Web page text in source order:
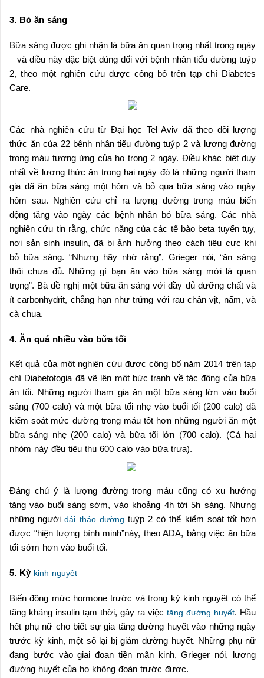
3. Bỏ ăn sáng
Bữa sáng được ghi nhận là bữa ăn quan trọng nhất trong ngày
– và điều này đặc biệt đúng đối với bệnh nhân tiểu đường tuýp
2, theo một nghiên cứu được công bố trên tạp chí Diabetes
Care.
Các nhà nghiên cứu từ Đại học Tel Aviv đã theo dõi lượng
thức ăn của 22 bệnh nhân tiểu đường tuýp 2 và lượng đường
trong máu tương ứng của họ trong 2 ngày. Điều khác biệt duy
nhất về lượng thức ăn trong hai ngày đó là những người tham
gia đã ăn bữa sáng một hôm và bỏ qua bữa sáng vào ngày
hôm sau. Nghiên cứu chỉ ra lượng đường trong máu biến
động tăng vào ngày các bệnh nhân bỏ bữa sáng. Các nhà
nghiên cứu tin rằng, chức năng của các tế bào beta tuyến tụy,
nơi sản sinh insulin, đã bị ảnh hưởng theo cách tiêu cực khi
bỏ bữa sáng. “Nhưng hãy nhớ rằng”, Grieger nói, “ăn sáng
thôi chưa đủ. Những gì bạn ăn vào bữa sáng mới là quan
trọng”. Bà đề nghị một bữa ăn sáng với đầy đủ dưỡng chất và
ít carbonhydrit, chẳng hạn như trứng với rau chân vịt, nấm, và
cà chua.
4. Ăn quá nhiều vào bữa tối
Kết quả của một nghiên cứu được công bố năm 2014 trên tạp
chí Diabetotogia đã vẽ lên một bức tranh về tác động của bữa
ăn tối. Những người tham gia ăn một bữa sáng lớn vào buổi
sáng (700 calo) và một bữa tối nhẹ vào buổi tối (200 calo) đã
kiểm soát mức đường trong máu tốt hơn những người ăn một
bữa sáng nhẹ (200 calo) và bữa tối lớn (700 calo). (Cả hai
nhóm này đều tiêu thụ 600 calo vào bữa trưa).
Đáng chú ý là lượng đường trong máu cũng có xu hướng
tăng vào buổi sáng sớm, vào khoảng 4h tới 5h sáng. Nhưng
những ngườiđái tháo đường tuýp 2 có thể kiểm soát tốt hơn
được “hiện tượng bình minh”này, theo ADA, bằng việc ăn bữa
tối sớm hơn vào buổi tối.
5. Kỳ kinh nguyệt
Biến động mức hormone trước và trong kỳ kinh nguyệt có thể
tăng kháng insulin tạm thời, gây ra việc tăng đường huyết. Hầu
hết phụ nữ cho biết sự gia tăng đường huyết vào những ngày
trước kỳ kinh, một số lại bị giảm đường huyết. Những phụ nữ
đang bước vào giai đoạn tiền mãn kinh, Grieger nói, lượng
đường huyết của họ không đoán trước được.